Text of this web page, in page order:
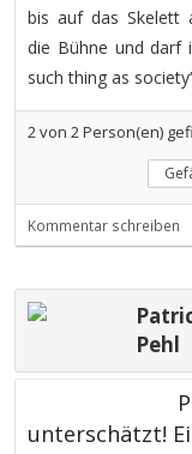
bis auf das Skelett
die Bühne und darf
such thing as
2von 2Person(en)
Kommentar schreiben
Pehl
unterschätzt!